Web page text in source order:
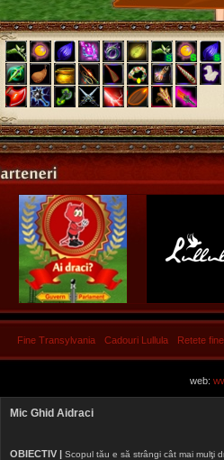
Fine Transylvania Cadouri Lullula Retete fine
web:
Mic Ghid Aidraci
OBIECTIV | Scopul tău e să strângi cât mai mulţi